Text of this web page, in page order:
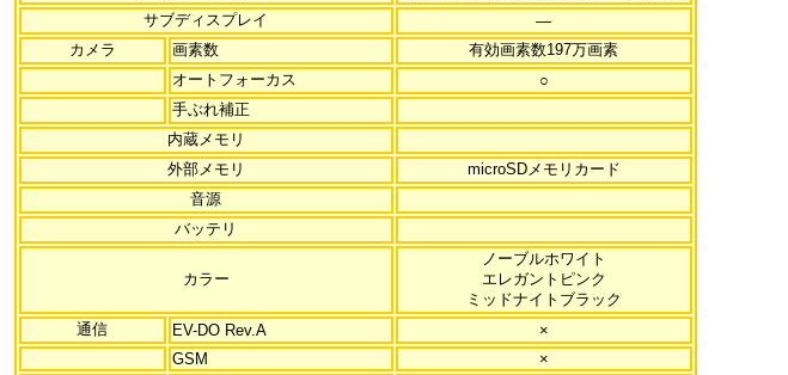
サブディスプレイ
―
カメラ
画素数
有効画素数197万画素
オートフォーカス
○
手ぶれ補正
内蔵メモリ
外部メモリ
microSDメモリカード
音源
バッテリ
カラー
ノーブルホワイト
エレガントピンク
ミッドナイトブラック
通信
EV-DO Rev.A
×
GSM
×